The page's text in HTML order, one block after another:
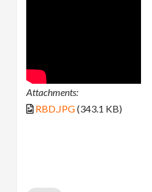
Attachments:
RBD.JPG(343.1 KB)